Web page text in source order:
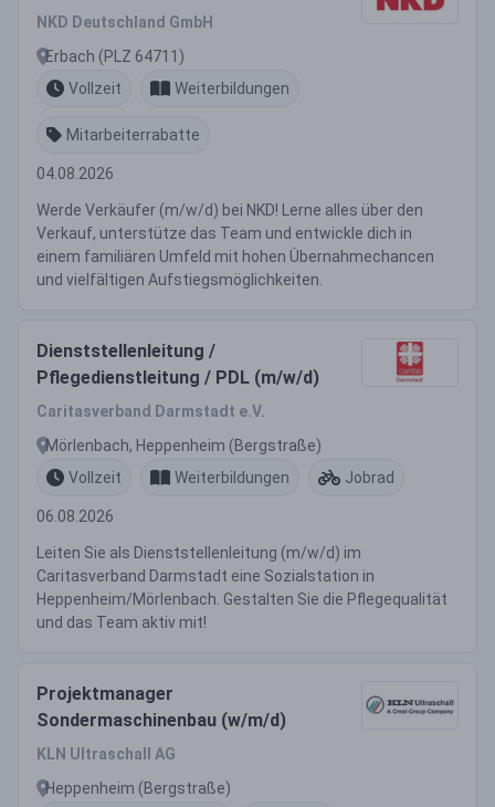
NKD Deutschland GmbH
Erbach (PLZ 64711)
Vollzeit
Weiterbildungen
Mitarbeiterrabatte
04.08.2026
Werde Verkäufer (m/w/d) bei NKD! Lerne alles über den
Verkauf, unterstütze das Team und entwickle dich in
einem familiären Umfeld mit hohen Übernahmechancen
und vielfältigen Aufstiegsmöglichkeiten.
Dienststellenleitung /
Pflegedienstleitung / PDL (m/w/d)
Caritasverband Darmstadt e.V.
Mörlenbach, Heppenheim (Bergstraße)
Vollzeit
Weiterbildungen Jobrad
06.08.2026
Leiten Sie als Dienststellenleitung (m/w/d) im
Caritasverband Darmstadt eine Sozialstation in
Heppenheim/Mörlenbach. Gestalten Sie die Pflegequalität
und das Team aktiv mit!
Projektmanager
Sondermaschinenbau (w/m/d)
KLN Ultraschall AG
Heppenheim (Bergstraße)